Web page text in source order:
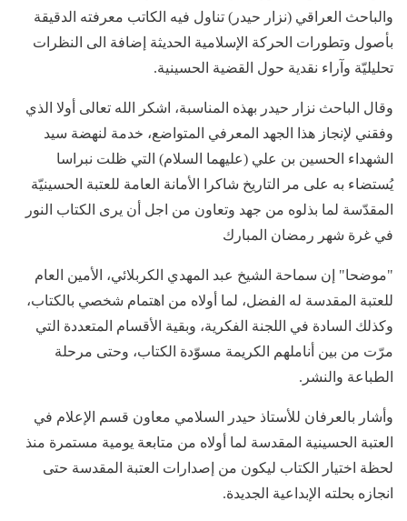
والباحث العراقي (نزار حيدر) تناول فيه الكاتب معرفته الدقيقة
بأصول وتطورات الحركة الإسلامية الحديثة إضافة الى النظرات
تحليليّة وآراء نقدية حول القضية الحسينية.
وقال الباحث نزار حيدر بهذه المناسبة، اشكر الله تعالى أولا الذي
وفقني لإنجاز هذا الجهد المعرفي المتواضع، خدمة لنهضة سيد
الشهداء الحسين بن علي (عليهما السلام) التي ظلت نبراسا
يُستضاء به على مر التاريخ شاكرا الأمانة العامة للعتبة الحسينيّة
المقدّسة لما بذلوه من جهد وتعاون من اجل أن يرى الكتاب النور
في غرة شهر رمضان المبارك
"موضحا" إن سماحة الشيخ عبد المهدي الكربلائي، الأمين العام
للعتبة المقدسة له الفضل، لما أولاه من اهتمام شخصي بالكتاب،
وكذلك السادة في اللجنة الفكرية، وبقية الأقسام المتعددة التي
مرّت من بين أناملهم الكريمة مسوّدة الكتاب، وحتى مرحلة
الطباعة والنشر.
وأشار بالعرفان للأستاذ حيدر السلامي معاون قسم الإعلام في
العتبة الحسينية المقدسة لما أولاه من متابعة يومية مستمرة منذ
لحظة اختيار الكتاب ليكون من إصدارات العتبة المقدسة حتى
انجازه بحلته الإبداعية الجديدة.